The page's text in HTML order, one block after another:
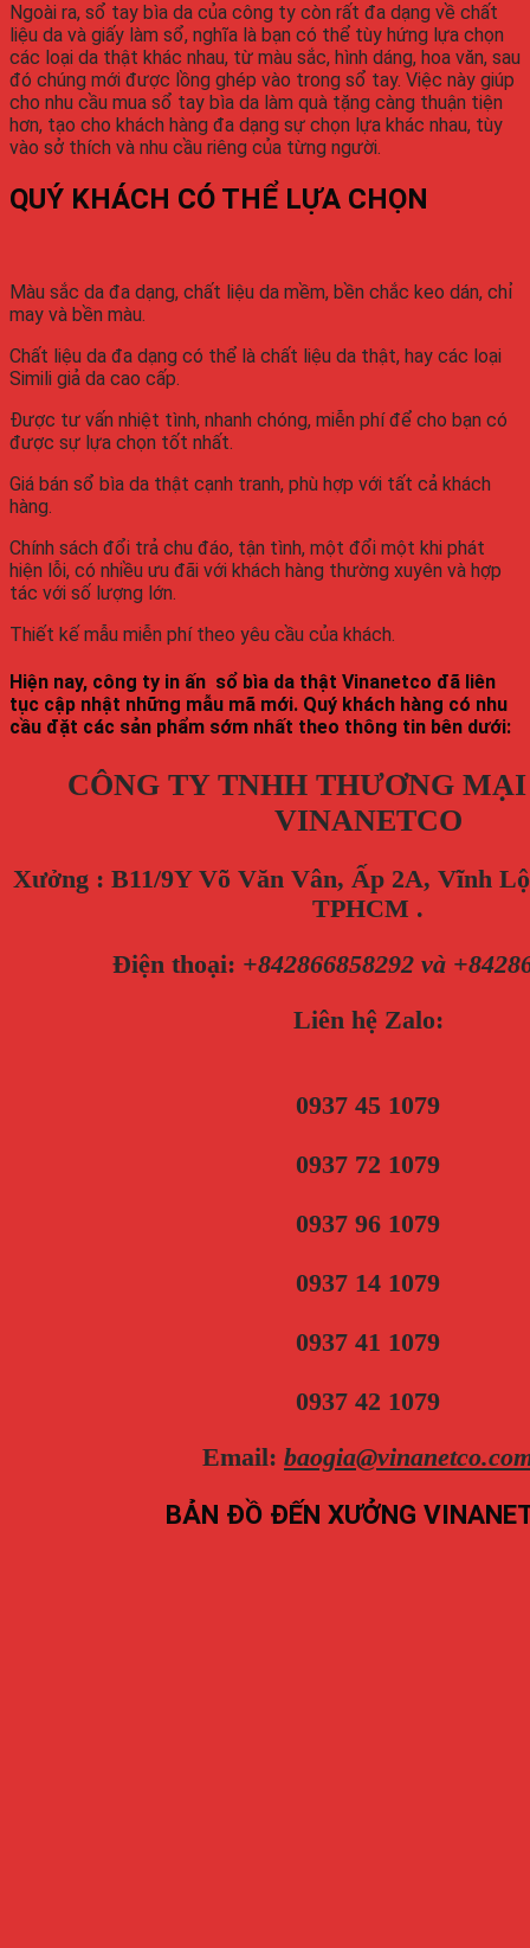
Ngoài ra, sổ tay bìa da của công ty còn rất đa dạng về chất
liệu da và giấy làm sổ, nghĩa là bạn có thể tùy hứng lựa chọn
các loại da thật khác nhau, từ màu sắc, hình dáng, hoa văn, sau
đó chúng mới được lồng ghép vào trong sổ tay. Việc này giúp
cho nhu cầu mua sổ tay bìa da làm quà tặng càng thuận tiện
hơn, tạo cho khách hàng đa dạng sự chọn lựa khác nhau, tùy
vào sở thích và nhu cầu riêng của từng người.
QUÝ KHÁCH CÓ THỂ LỰA CHỌN
Màu sắc da đa dạng, chất liệu da mềm, bền chắc keo dán, chỉ
may và bền màu.
Chất liệu da đa dạng có thể là chất liệu da thật, hay các loại
Simili giả da cao cấp.
Được tư vấn nhiệt tình, nhanh chóng, miễn phí để cho bạn có
được sự lựa chọn tốt nhất.
Giá bán sổ bìa da thật cạnh tranh, phù hợp với tất cả khách
hàng.
Chính sách đổi trả chu đáo, tận tình, một đổi một khi phát
hiện lỗi, có nhiều ưu đãi với khách hàng thường xuyên và hợp
tác với số lượng lớn.
Thiết kế mẫu miễn phí theo yêu cầu của khách.
Hiện nay, công ty in ấn sổ bìa da thật Vinanetco đã liên
tục cập nhật những mẫu mã mới. Quý khách hàng có nhu
cầu đặt các sản phẩm sớm nhất theo thông tin bên dưới:
CÔNG TY TNHH THƯƠNG
VINANETCO
Xưởng : B11/9Y Võ Văn Vân, Ấp 2A, Vĩnh
TPHCM .
Điện thoại: +842866858292 và
Liên hệ Zalo:
0937 45 1079
0937 72 1079
0937 96 1079
0937 14 1079
0937 41 1079
0937 42 1079
Email:
BẢN ĐỒ ĐẾN XƯỞNG